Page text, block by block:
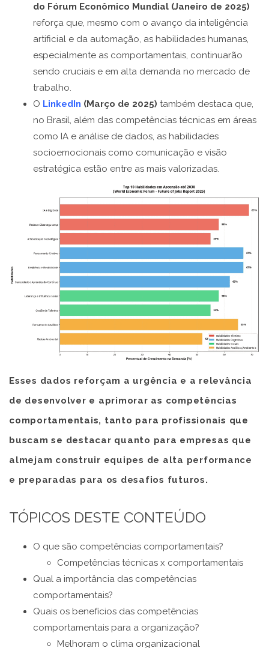
do Fórum Econômico Mundial (Janeiro de 2025)
reforça que, mesmo com o avanço da inteligência
artificial e da automação, as habilidades humanas,
especialmente as comportamentais, continuarão
sendo cruciais e em alta demanda no mercado de
trabalho.
O LinkedIn (Março de 2025) também destaca que,
no Brasil, além das competências técnicas em áreas
como IA e análise de dados, as habilidades
socioemocionais como comunicação e visão
estratégica estão entre as mais valorizadas.
Esses dados reforçam a urgência e a relevância
de desenvolver e aprimorar as competências
comportamentais, tanto para profissionais que
buscam se destacar quanto para empresas que
almejam construir equipes de alta performance
e preparadas para os desafios futuros.
TÓPICOS DESTE CONTEÚDO
O que são competências comportamentais?
Competências técnicas x comportamentais
Qual a importância das competências
comportamentais?
Quais os benefícios das competências
comportamentais para a organização?
Melhoram o clima organizacional